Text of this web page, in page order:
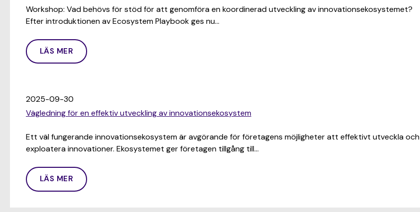
Workshop: Vad behövs för stöd för att genomföra en koordinerad utveckling av innovationsekosystemet?
Efter introduktionen av Ecosystem Playbook ges nu…
LÄS MER
2025-09-30
Vägledning för en effektiv utveckling av innovationsekosystem
Ett väl fungerande innovationsekosystem är avgörande för företagens möjligheter att effektivt utveckla och
exploatera innovationer. Ekosystemet ger företagen tillgång till…
LÄS MER